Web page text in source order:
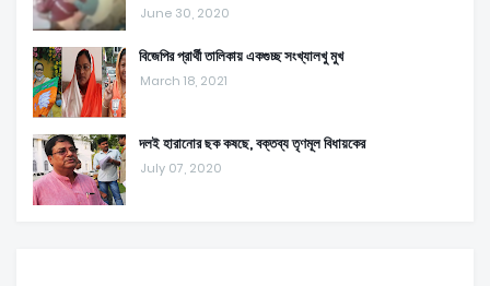
June 30, 2020
বিজেপির প্রার্থী তালিকায় একগুচ্ছ সংখ্যালখু মুখ
March 18, 2021
দলই হারানোর ছক কষছে, বক্তব্য তৃণমূল বিধায়কের
July 07, 2020